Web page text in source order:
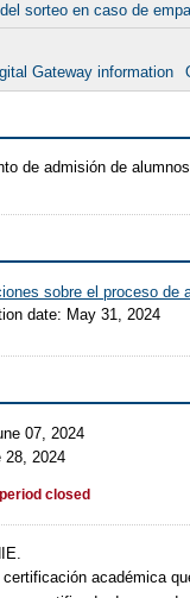
sorteo en caso de
Gateway information
de admisión de
sobre el proceso de
date: May 31, 2024
07, 2024
28, 2024
closed
académica